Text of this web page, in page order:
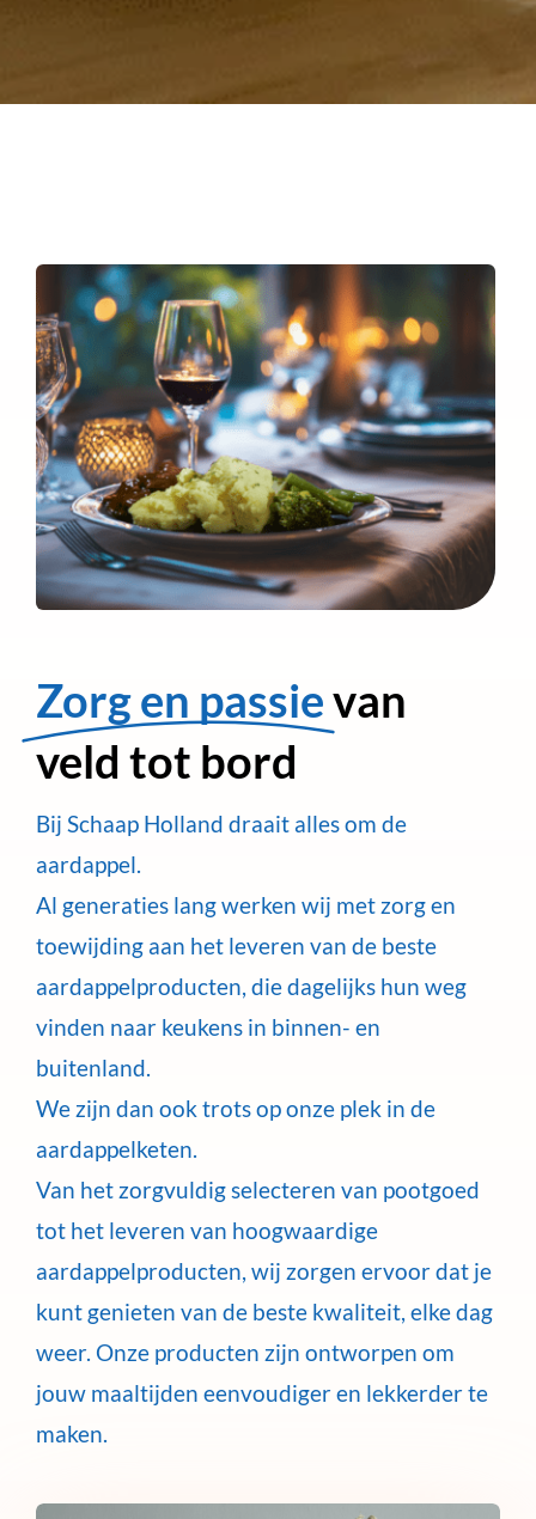
Zorg en passievan
veld tot bord
Bij Schaap Holland draait alles om de
aardappel.
Al generaties lang werken wij met zorg en
toewijding aan het leveren van de beste
aardappelproducten, die dagelijks hun weg
vinden naar keukens in binnen- en
buitenland.
We zijn dan ook trots op onze plek in de
aardappelketen.
Van het zorgvuldig selecteren van pootgoed
tot het leveren van hoogwaardige
aardappelproducten, wij zorgen ervoor dat je
kunt genieten van de beste kwaliteit, elke dag
weer. Onze producten zijn ontworpen om
jouw maaltijden eenvoudiger en lekkerder te
maken.